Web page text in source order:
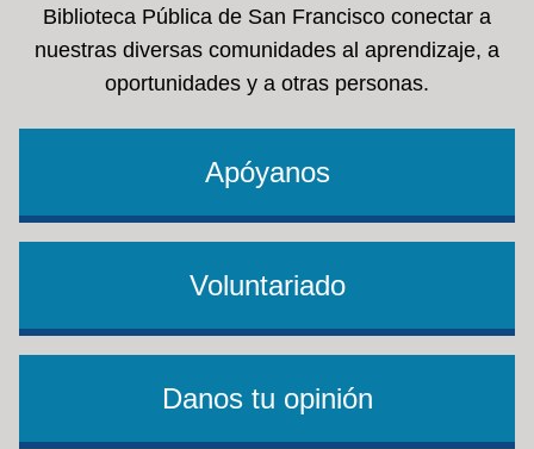
Biblioteca Pública de San Francisco conectar a
nuestras diversas comunidades al aprendizaje, a
oportunidades y a otras personas.
Apóyanos
Voluntariado
Danos tu opinión